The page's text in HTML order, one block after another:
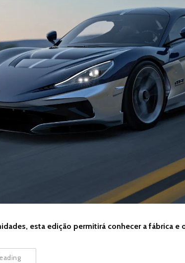
esta edição permitirá conhecer a fábrica e